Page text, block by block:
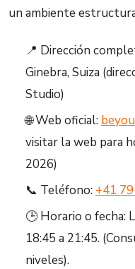
un ambiente
📍 Dirección
Ginebra, Suiza
Studio)
🌐 Web oficial:
visitar la web para
2026)
📞 Teléfono: +41
🕒 Horario o fecha:
18:45 a 21:45.
niveles).